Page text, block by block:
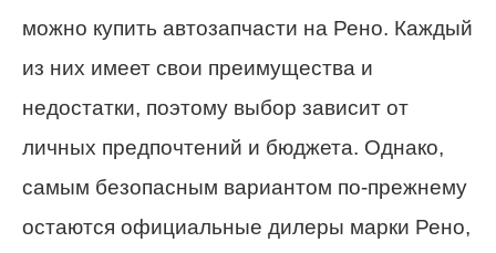
можно купить автозапчасти на Рено. Каждый
из них имеет свои преимущества и
недостатки, поэтому выбор зависит от
личных предпочтений и бюджета. Однако,
самым безопасным вариантом по-прежнему
остаются официальные дилеры марки Рено,